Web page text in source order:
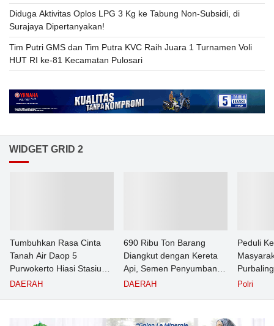
Diduga Aktivitas Oplos LPG 3 Kg ke Tabung Non-Subsidi, di
Surajaya Dipertanyakan!
Tim Putri GMS dan Tim Putra KVC Raih Juara 1 Turnamen Voli
HUT RI ke-81 Kecamatan Pulosari
WIDGET GRID 2
Tumbuhkan Rasa Cinta
Tanah Air Daop 5
Purwokerto Hiasi Stasiun
dengan Ornamen
DAERAH
690 Ribu Ton Barang
Diangkut dengan Kereta
Api, Semen Penyumbang
Volume Terbesar
Semester 1 Tahun 2026
DAERAH
Peduli
Pasien
Polri